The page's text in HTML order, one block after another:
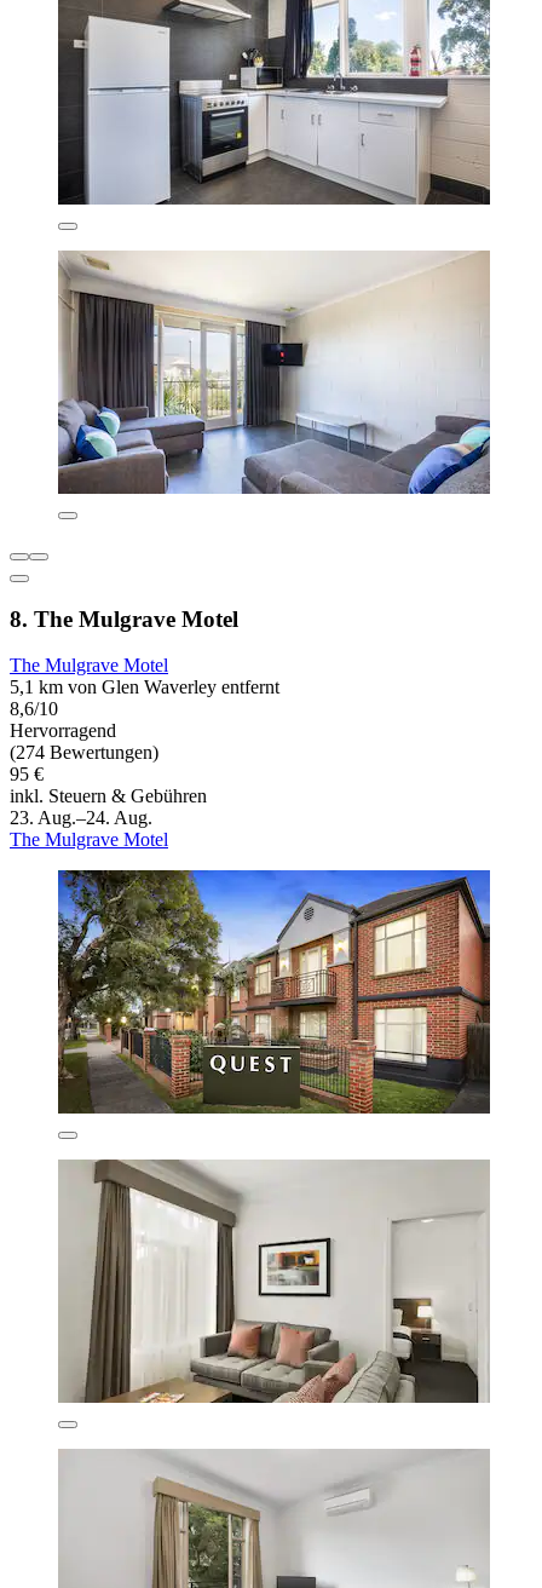
8. The Mulgrave Motel
The Mulgrave Motel
5,1 km von Glen Waverley entfernt
8,6/10
Hervorragend
(274 Bewertungen)
95 €
inkl. Steuern & Gebühren
23. Aug.–24. Aug.
The Mulgrave Motel